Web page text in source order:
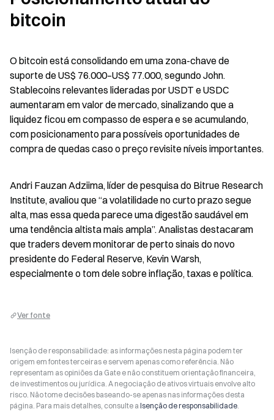
bitcoin
O bitcoin está consolidando em uma zona-chave de
suporte de US$ 76.000–US$ 77.000, segundo John.
Stablecoins relevantes lideradas por USDT e USDC
aumentaram em valor de mercado, sinalizando que a
liquidez ficou em compasso de espera e se acumulando,
com posicionamento para possíveis oportunidades de
compra de quedas caso o preço revisite níveis importantes.
Andri Fauzan Adziima, líder de pesquisa do Bitrue Research
Institute, avaliou que “a volatilidade no curto prazo segue
alta, mas essa queda parece uma digestão saudável em
uma tendência altista mais ampla”. Analistas destacaram
que traders devem monitorar de perto sinais do novo
presidente do Federal Reserve, Kevin Warsh,
especialmente o tom dele sobre inflação, taxas e política.
Ver fonte
Isenção de responsabilidade: as informações nesta página podem ter
origem em fontes terceiras e servem apenas como referência. Não
representam as opiniões da Gate e não constituem orientação financeira,
de investimentos ou jurídica. A negociação de ativos virtuais envolve alto
risco. Não tome decisões baseando-se apenas nas informações desta
página. Para mais detalhes, consulte a Isenção de responsabilidade.